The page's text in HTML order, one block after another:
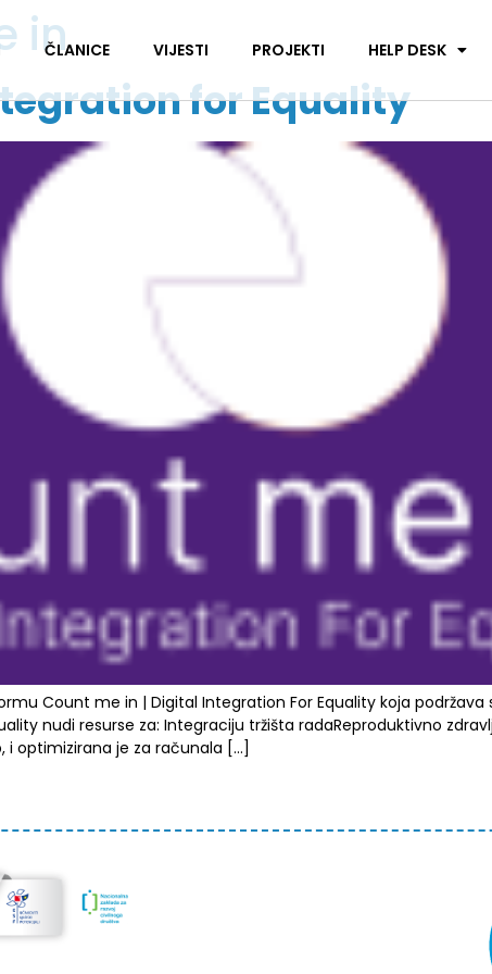
ČLANICE VIJESTI PROJEKTI HELP DESK
in
for Equality
Count me in | Digital Integration For Equality koja
nudi resurse za: Integraciju tržišta radaReproduktivno
i optimizirana je za računala […]